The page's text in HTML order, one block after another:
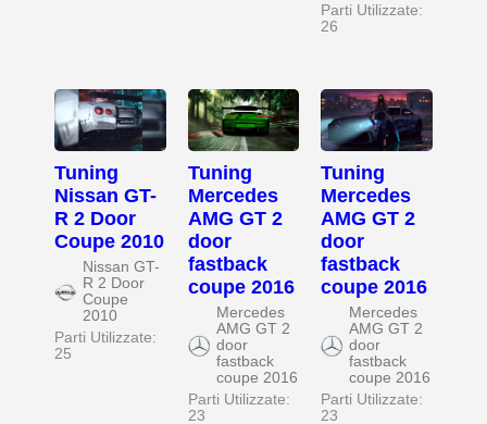
Parti Utilizzate:
26
Tuning
Nissan GT-
R 2 Door
Coupe 2010
Nissan GT-
R 2 Door
Coupe
2010
Parti Utilizzate:
25
Tuning
Mercedes
AMG GT 2
door
fastback
coupe 2016
Mercedes
AMG GT 2
door
fastback
coupe 2016
Parti Utilizzate:
23
Tuning
Mercedes
AMG GT 2
door
fastback
coupe 2016
Mercedes
AMG GT 2
door
fastback
coupe 2016
Parti Utilizzate:
23